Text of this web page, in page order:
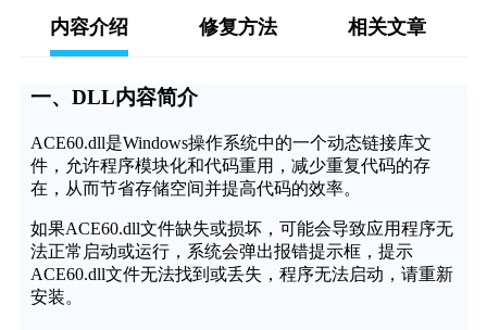
内容介绍 修复方法 相关文章
一、DLL内容简介
ACE60.dll是Windows操作系统中的一个动态链接库文
件，允许程序模块化和代码重用，减少重复代码的存
在，从而节省存储空间并提高代码的效率。
如果ACE60.dll文件缺失或损坏，可能会导致应用程序无
法正常启动或运行，系统会弹出报错提示框，提示
ACE60.dll文件无法找到或丢失，程序无法启动，请重新
安装。